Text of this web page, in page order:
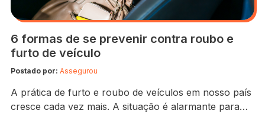
6 formas de se prevenir contra roubo e
furto de veículo
Postado por: Assegurou
A prática de furto e roubo de veículos em nosso país
cresce cada vez mais. A situação é alarmante para